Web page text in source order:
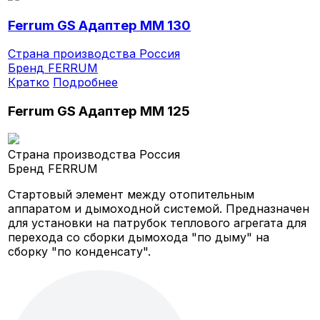
Ferrum GS Адаптер ММ 130
Страна производства Россия
Бренд FERRUM
Кратко Подробнее
Ferrum GS Адаптер ММ 125
Страна производства Россия
Бренд FERRUM
Стартовый элемент между отопительным
аппаратом и дымоходной системой. Предназначен
для установки на патрубок теплового агрегата для
перехода со сборки дымохода "по дыму" на
сборку "по конденсату".